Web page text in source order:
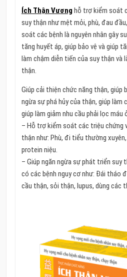
Ích Thận Vươnghỗ trợ kiểm soát
suy thận như mệt mỏi, phù, đau
soát các bệnh là nguyên nhân gây
tăng huyết áp, giúp bảo vệ và giúp
làm chậm diễn tiến của suy thận và
thận.
Giúp cải thiện chức năng thận, giúp
ngừa sự phá hủy của thận, giúp làm
giúp làm giảm nhu cầu phải lọc máu
– Hỗ trợ kiểm soát các triệu chứng
thận như: Phù, đi tiểu thường
protein niệu.
– Giúp ngăn ngừa sự phát triển suy
có các bệnh nguy cơ như: Đái tháo
cầu thận, sỏi thận, lupus, dùng các